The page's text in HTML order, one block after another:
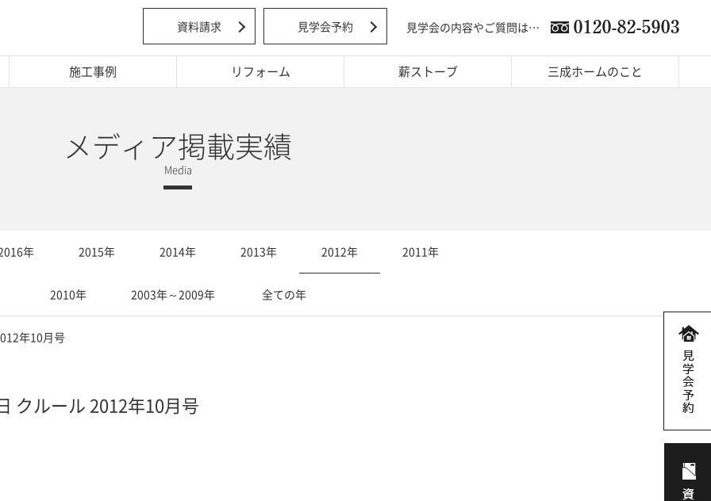
資料請求 見学会予約 見学会の内容やご質問は…
施工事例 リフォーム 薪ストーブ 三成ホームのこと
メディア掲載実績
年 2015年 2014年 2013年 2012年 2011年
2010年 2003年～2009年 全ての年
年10月号
クルール 2012年10月号